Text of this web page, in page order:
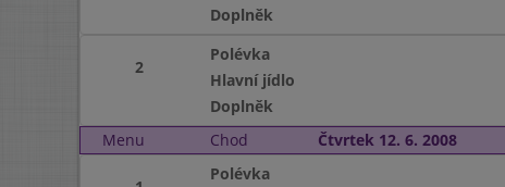
Doplněk
2
Polévka
Hlavní jídlo
Doplněk
Menu
Chod Čtvrtek 12. 6. 2008
Polévka